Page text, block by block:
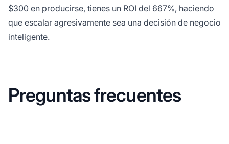
$300 en producirse, tienes un ROI del 667%, haciendo
que escalar agresivamente sea una decisión de negocio
inteligente.
Preguntas frecuentes